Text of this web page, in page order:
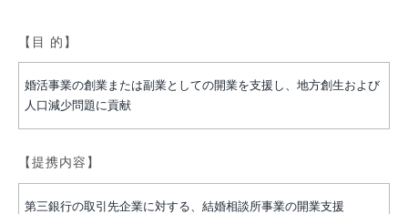
【目 的】
婚活事業の創業または副業としての開業を支援し、地方創生および
人口減少問題に貢献
【提携内容】
第三銀行の取引先企業に対する、結婚相談所事業の開業支援